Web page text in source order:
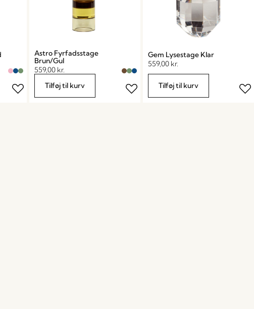
Astro Fyrfadsstage
Brun/Gul
559,00 kr.
Tilføj til kurv
Gem Lysestage Klar
559,00 kr.
Tilføj til kurv